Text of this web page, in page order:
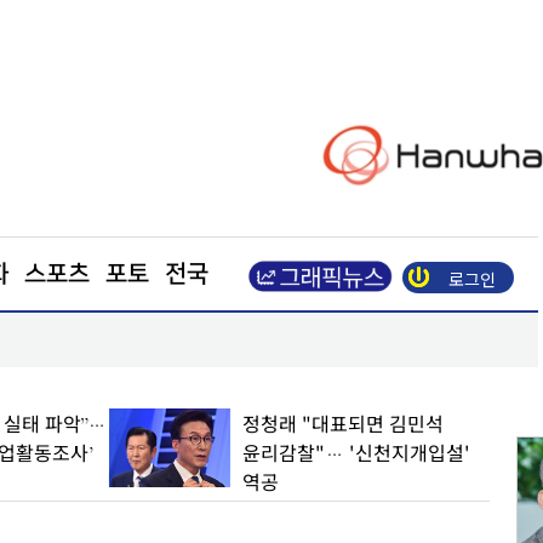
스포츠 포토 전국 로그인
태 파악”…
활동조사’
정청래 "대표되면 김민석
윤리감찰"… '신천지개입설'
역공